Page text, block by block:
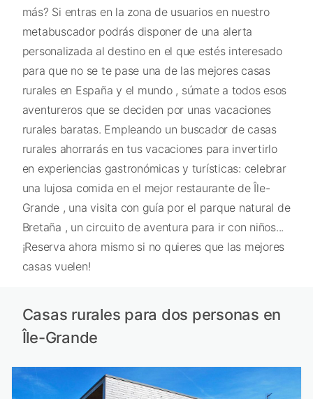
más? Si entras en la zona de usuarios en nuestro
metabuscador podrás disponer de una alerta
personalizada al destino en el que estés interesado
para que no se te pase una de las mejores casas
rurales en España y el mundo , súmate a todos esos
aventureros que se deciden por unas vacaciones
rurales baratas. Empleando un buscador de casas
rurales ahorrarás en tus vacaciones para invertirlo
en experiencias gastronómicas y turísticas: celebrar
una lujosa comida en el mejor restaurante de Île-
Grande , una visita con guía por el parque natural de
Bretaña , un circuito de aventura para ir con niños...
¡Reserva ahora mismo si no quieres que las mejores
casas vuelen!
Casas rurales para dos personas en
Île-Grande